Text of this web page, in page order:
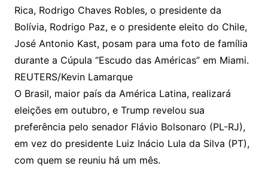
Rica, Rodrigo Chaves Robles, o presidente da
Bolívia, Rodrigo Paz, e o presidente eleito do Chile,
José Antonio Kast, posam para uma foto de família
durante a Cúpula “Escudo das Américas” em Miami.
REUTERS/Kevin Lamarque
O Brasil, maior país da América Latina, realizará
eleições em outubro, e Trump revelou sua
preferência pelo senador Flávio Bolsonaro (PL-RJ),
em vez do presidente Luiz Inácio Lula da Silva (PT),
com quem se reuniu há um mês.